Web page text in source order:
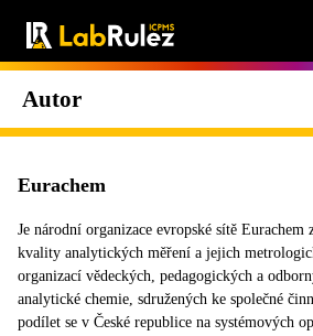
Autor
Eurachem
Je národní organizace evropské sítě Eurachem
kvality analytických měření a jejich
organizací vědeckých, pedagogických a
analytické chemie, sdružených ke společné
podílet se v České republice na systémových